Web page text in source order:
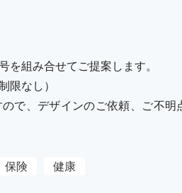
組み合せてご提案します。
限なし）
で、デザインのご依頼、ご不明
保険 健康